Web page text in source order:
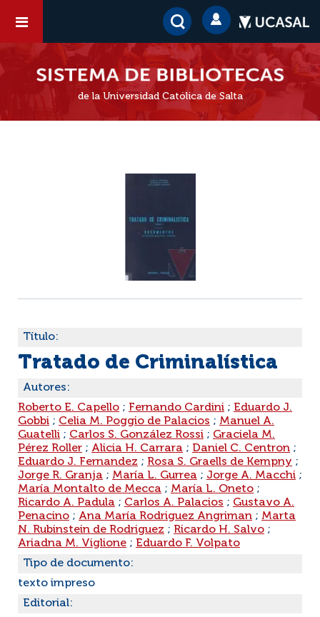
de la Universidad Católica de Salta
Título:
Tratado de Criminalística
Autores:
Roberto E. Capello ; Fernando Cardini ; Eduardo J.
Gobbi ; Celia M. Poggio de Palacios ; Manuel A.
Guatelli ; Carlos S. González Rossi ; Graciela M.
Pérez Roller ; Alicia H. Carrara ; Daniel C. Centron ;
Eduardo J. Fernandez ; Rosa S. Graells de Kempny ;
Jorge R. Granja ; María L. Gurrea ; Jorge A. Macchi ;
María Montalto de Mecca ; María L. Oneto ;
Ricardo A. Padula ; Carlos A. Palacios ; Gustavo A.
Penacino ; Ana María Rodriguez Angriman ; Marta
N. Rubinstein de Rodriguez ; Ricardo H. Salvo ;
Ariadna M. Viglione ; Eduardo F. Volpato
Tipo de documento:
texto impreso
Editorial: